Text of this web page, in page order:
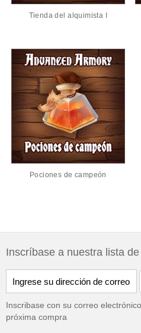
Tienda del alquimista I
Pociones de campeón
Inscríbase a nuestra lista
Inscribase con su correo
próxima compra